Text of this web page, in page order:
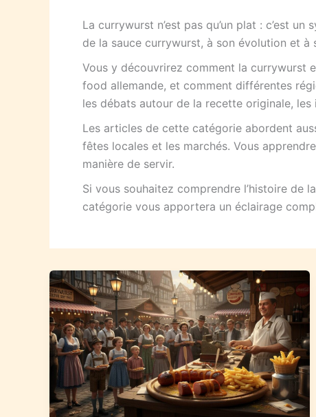
La currywurst n’est pas qu’un plat : c’est
de la sauce currywurst, à son évolution et
Vous y découvrirez comment la currywurst
food allemande, et comment différentes
les débats autour de la recette originale,
Les articles de cette catégorie abordent
fêtes locales et les marchés. Vous
manière de servir.
Si vous souhaitez comprendre l’histoire de
catégorie vous apportera un éclairage